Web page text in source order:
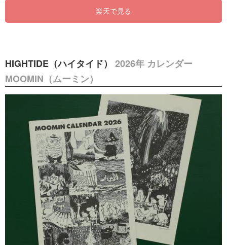
楽天で見る
HIGHTIDE（ハイタイド） 2026年 カレンダー
MOOMIN（ムーミン）